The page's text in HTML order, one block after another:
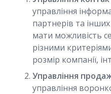
управління
партнерів та
мати можливість
різними
розмір компанії,
Управління
управління